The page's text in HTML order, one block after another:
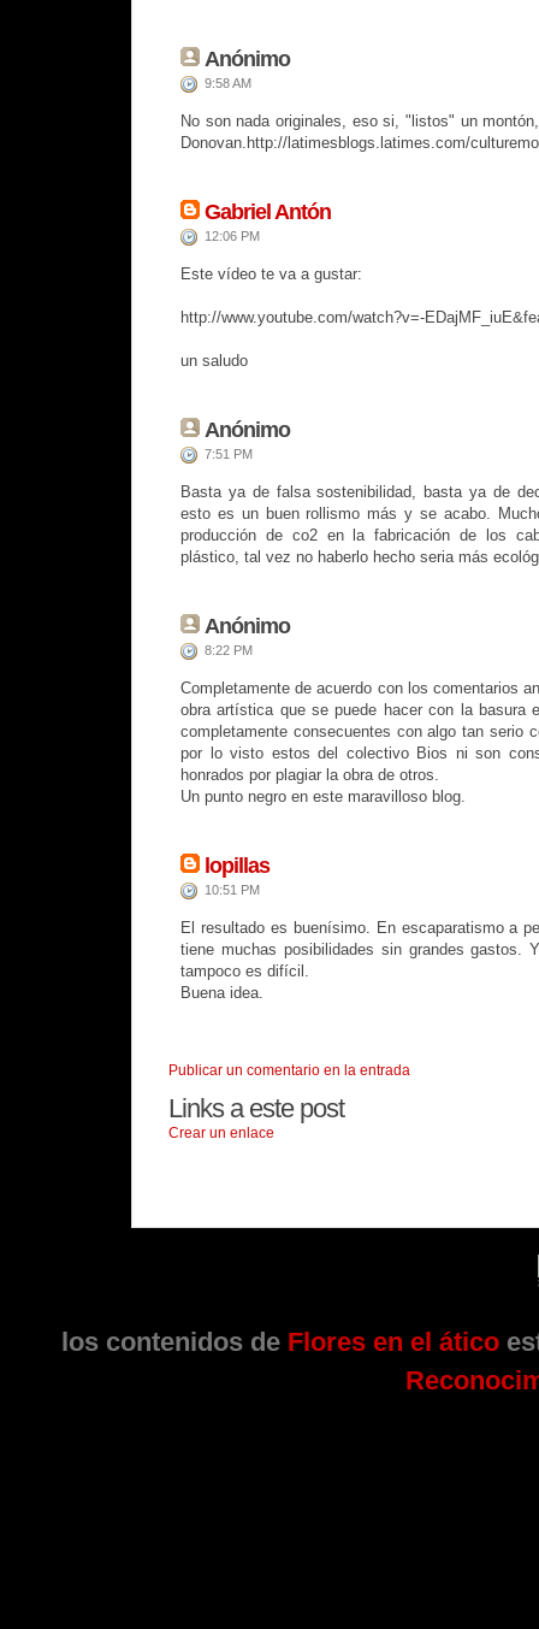
Anónimo
9:58 AM
No son nada originales, eso si, "listos" un
Donovan.http://latimesblogs.latimes.com/
Gabriel Antón
12:06 PM
Este vídeo te va a gustar:
http://www.youtube.com/watch?v=-
un saludo
Anónimo
7:51 PM
Basta ya de falsa sostenibilidad, basta ya de
esto es un buen rollismo más y se acabo.
producción de co2 en la fabricación de los
plástico, tal vez no haberlo hecho seria más
Anónimo
8:22 PM
Completamente de acuerdo con los comentarios
obra artística que se puede hacer con la basura
completamente consecuentes con algo tan serio
por lo visto estos del colectivo Bios ni son
honrados por plagiar la obra de otros.
Un punto negro en este maravilloso blog.
lopillas
10:51 PM
El resultado es buenísimo. En escaparatismo a
tiene muchas posibilidades sin grandes gastos.
tampoco es difícil.
Buena idea.
Publicar un comentario en la entrada
Links a este post
Crear un enlace
los contenidos de Flores en el ático